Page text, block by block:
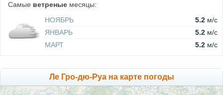
Самые ветреные месяцы:
НОЯБРЬ
5.2 м/c
ЯНВАРЬ
5.2 м/c
МАРТ
5.2 м/c
Ле Гро-дю-Руа на карте погоды